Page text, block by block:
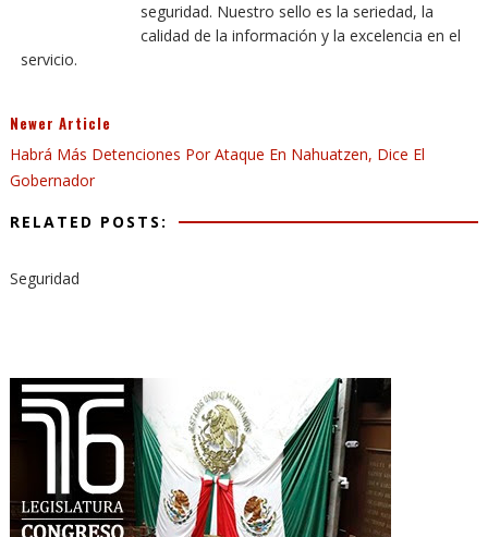
seguridad. Nuestro sello es la seriedad, la
calidad de la información y la excelencia en el
servicio.
Newer Article
Habrá Más Detenciones Por Ataque En Nahuatzen, Dice El
Gobernador
RELATED POSTS:
Seguridad